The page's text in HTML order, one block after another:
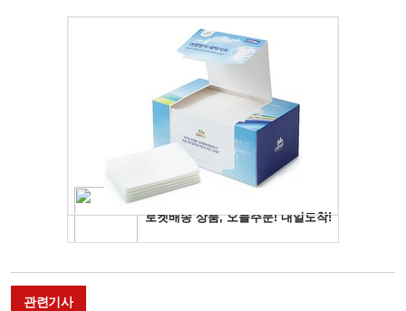
관련기사